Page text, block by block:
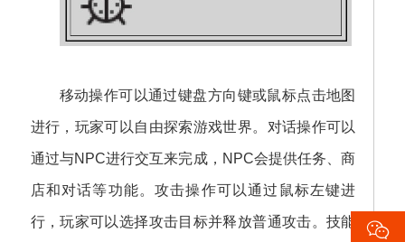
移动操作可以通过键盘方向键或鼠标点击地图
进行，玩家可以自由探索游戏世界。对话操作可以
通过与NPC进行交互来完成，NPC会提供任务、商
店和对话等功能。攻击操作可以通过鼠标左键进
行，玩家可以选择攻击目标并释放普通攻击。技能 